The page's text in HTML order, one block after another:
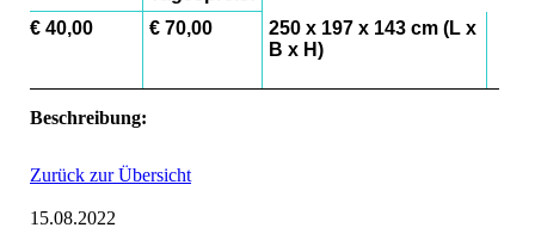
€ 40,00
€ 70,00
250 x 197 x 143 cm (L x
B x H)
Beschreibung:
Zurück zur Übersicht
15.08.2022